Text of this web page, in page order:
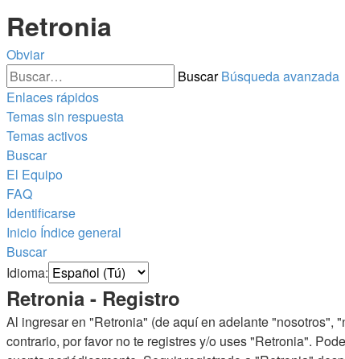
Retronia
Obviar
Buscar Búsqueda avanzada
Enlaces rápidos
Temas sin respuesta
Temas activos
Buscar
El Equipo
FAQ
Identificarse
Inicio Índice general
Buscar
Idioma:
Retronia - Registro
Al ingresar en "Retronia" (de aquí en adelante "nosotros",
contrario, por favor no te registres y/o uses "Retronia".